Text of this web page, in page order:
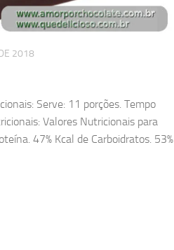
2018
Serve: 11 porções. Tempo
Valores Nutricionais para
47% Kcal de Carboidratos. 53%